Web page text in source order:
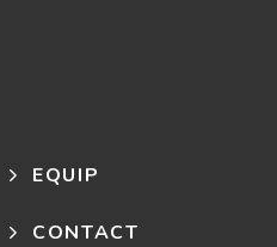
EQUIP
CONTACT